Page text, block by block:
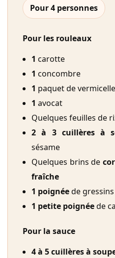
Pour 4 personnes
Pour les rouleaux
1 carotte
1 concombre
1 paquet de
1 avocat
Quelques feuilles de
2 à 3 cuillères à
sésame
Quelques brins de
fraîche
1 poignéede
1 petite poignéede
Pour la sauce
4 à 5 cuillères à